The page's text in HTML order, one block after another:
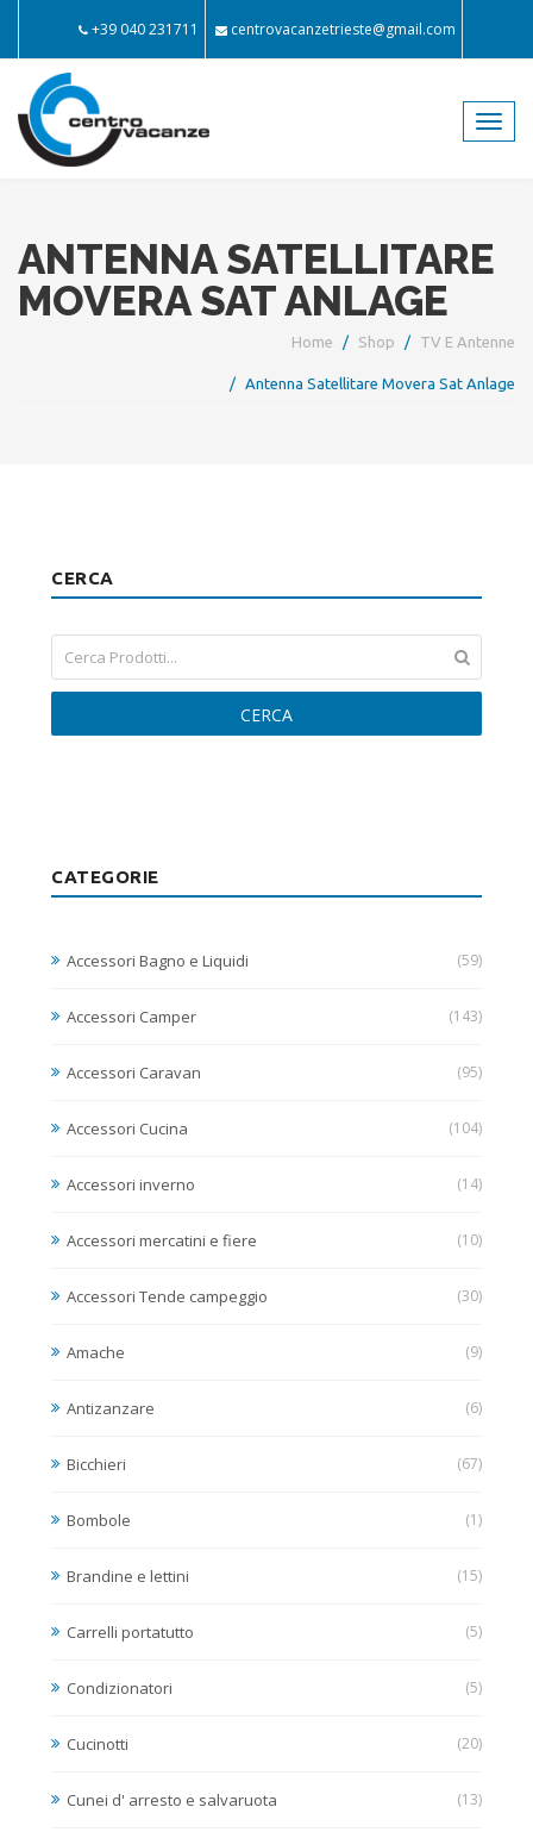
+39 040 231711 centrovacanzetrieste@gmail.com
ANTENNA SATELLITARE
MOVERA SAT ANLAGE
Home Shop TV E Antenne
Antenna Satellitare Movera Sat Anlage
CERCA
CERCA
CATEGORIE
Accessori Bagno e Liquidi (59)
Accessori Camper (143)
Accessori Caravan (95)
Accessori Cucina (104)
Accessori inverno (14)
Accessori mercatini e fiere (10)
Accessori Tende campeggio (30)
Amache (9)
Antizanzare (6)
Bicchieri (67)
Bombole (1)
Brandine e lettini (15)
Carrelli portatutto (5)
Condizionatori (5)
Cucinotti (20)
Cunei d' arresto e salvaruota (13)